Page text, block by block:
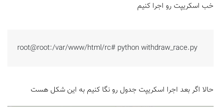
خب اسکریپت رو اجرا کنیم
root@root:/var/www/html/rc# python withdraw_race.py
حالا اگر بعد اجرا اسکریپت جدول رو نگا کنیم به این شکل هست